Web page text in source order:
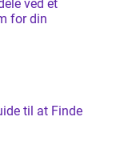
ved et
for din